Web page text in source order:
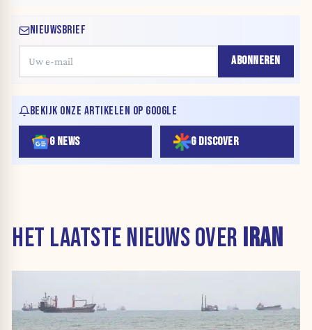
NIEUWSBRIEF
ABONNEREN
BEKIJK ONZE ARTIKELEN OP GOOGLE
G NEWS G DISCOVER
HET LAATSTE NIEUWS OVER IRAN